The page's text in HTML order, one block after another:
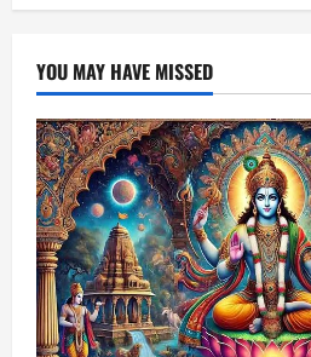
YOU MAY HAVE MISSED